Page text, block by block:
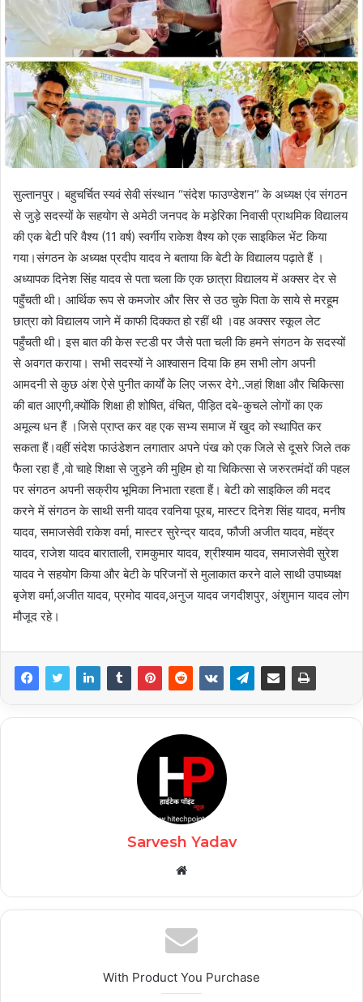
सुल्तानपुर। बहुचर्चित स्यवं सेवी संस्थान “संदेश फाउण्डेशन” के अध्यक्ष एंव संगठन
से जुड़े सदस्यों के सहयोग से अमेठी जनपद के मडे़रिका निवासी प्राथमिक विद्यालय
की एक बेटी परि वैश्य (11 वर्ष) स्वर्गीय राकेश वैश्य को एक साइकिल भेंट किया
गया।संगठन के अध्यक्ष प्रदीप यादव ने बताया कि बेटी के विद्यालय पढ़ाते हैं ।
अध्यापक दिनेश सिंह यादव से पता चला कि एक छात्रा विद्यालय में अक्सर देर से
पहुँचती थी। आर्थिक रूप से कमजोर और सिर से उठ चुके पिता के साये से मरहूम
छात्रा को विद्यालय जाने में काफी दिक्कत हो रहीं थी ।वह अक्सर स्कूल लेट
पहुँचती थी। इस बात की केस स्टडी पर जैसे पता चली कि हमने संगठन के सदस्यों
से अवगत कराया। सभी सदस्यों ने आश्वासन दिया कि हम सभी लोग अपनी
आमदनी से कुछ अंश ऐसे पुनीत कार्यों के लिए जरूर देगे..जहां शिक्षा और चिकित्सा
की बात आएगी,क्योंकि शिक्षा ही शोषित, वंचित, पीड़ित दबे-कुचले लोगों का एक
अमूल्य धन हैं ।जिसे प्राप्त कर वह एक सभ्य समाज में खुद को स्थापित कर
सकता हैं।वहीं संदेश फाउंडेशन लगातार अपने पंख को एक जिले से दूसरे जिले तक
फैला रहा हैं ,वो चाहे शिक्षा से जुड़ने की मुहिम हो या चिकित्सा से जरुरतमंदों की पहल
पर संगठन अपनी सक्रीय भूमिका निभाता रहता हैं। बेटी को साइकिल की मदद
करने में संगठन के साथी सनी यादव रवनिया पूरब, मास्टर दिनेश सिंह यादव, मनीष
यादव, समाजसेवी राकेश वर्मा, मास्टर सुरेन्द्र यादव, फौजी अजीत यादव, महेंद्र
यादव, राजेश यादव बाराताली, रामकुमार यादव, श्रीश्याम यादव, समाजसेवी सुरेश
यादव ने सहयोग किया और बेटी के परिजनों से मुलाकात करने वाले साथी उपाध्यक्ष
बृजेश वर्मा,अजीत यादव, प्रमोद यादव,अनुज यादव जगदीशपुर, अंशुमान यादव लोग
मौजूद रहे।
Sarvesh Yadav
Website
With Product You Purchase